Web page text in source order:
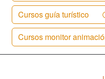
Cursos guía turístico
Cursos monitor